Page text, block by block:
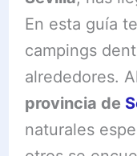
En esta guía
campings
alrededores.
provincia de
naturales